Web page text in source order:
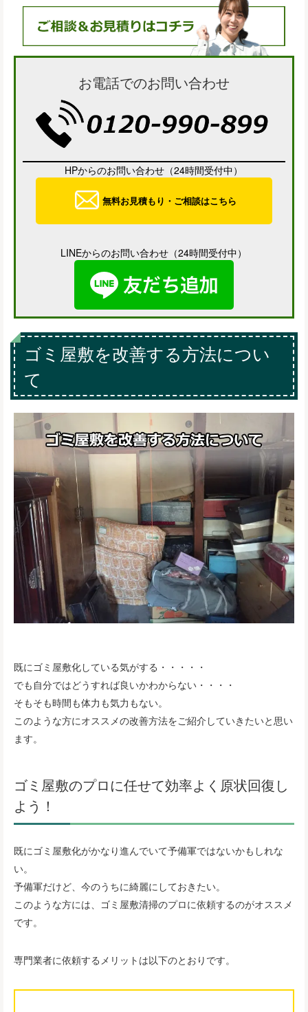
お電話でのお問い合わせ
HPからのお問い合わせ（24時間受付中）
無料お見積もり・ご相談はこちら
LINEからのお問い合わせ（24時間受付中）
ゴミ屋敷を改善する方法につい
て
既にゴミ屋敷化している気がする・・・・・
でも自分ではどうすれば良いかわからない・・・・
そもそも時間も体力も気力もない。
このような方にオススメの改善方法をご紹介していきたいと思い
ます。
ゴミ屋敷のプロに任せて効率よく原状回復し
よう！
既にゴミ屋敷化がかなり進んでいて予備軍ではないかもしれな
い。
予備軍だけど、今のうちに綺麗にしておきたい。
このような方には、ゴミ屋敷清掃のプロに依頼するのがオススメ
です。
専門業者に依頼するメリットは以下のとおりです。